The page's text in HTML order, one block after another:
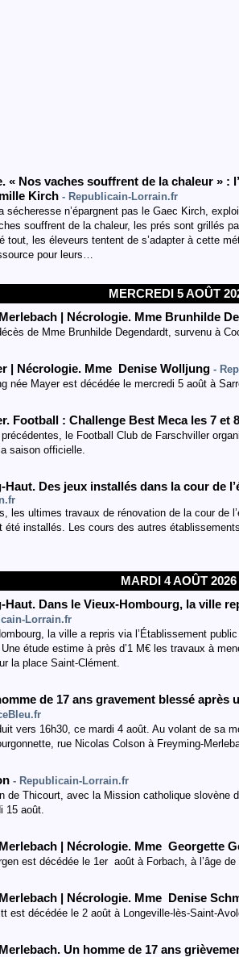
« Nos vaches souffrent de la chaleur » :
Kirch - Republicain-Lorrain.fr
sécheresse n’épargnent pas le Gaec Kirch,
souffrent de la chaleur, les prés sont grillés
tout, les éleveurs tentent de s’adapter à cette
pour leurs…
MERCREDI 5 AOÛT
| Nécrologie. Mme Brunhilde
de Mme Brunhilde Degendardt, survenu à
| Nécrologie. Mme Denise Wolljung -
née Mayer est décédée le mercredi 5 août à
Football : Challenge Best Meca les 7 et
le Football Club de Farschviller
saison officielle.
Haut. Des jeux installés dans la cour de
les ultimes travaux de rénovation de la cour de
été installés. Les cours des autres
MARDI 4 AOÛT 2026
Haut. Dans le Vieux-Hombourg, la ville
Lorrain.fr
la ville a repris via l’Établissement
étude estime à près d’1 M€ les travaux à
la place Saint-Clément.
de 17 ans gravement blessé après
vers 16h30, ce mardi 4 août. Au volant de sa
rue Nicolas Colson à Freyming-
- Republicain-Lorrain.fr
de Thicourt, avec la Mission catholique slovène
15 août.
| Nécrologie. Mme Georgette
est décédée le 1er août à Forbach, à l’âge de
| Nécrologie. Mme Denise
est décédée le 2 août à Longeville-lès-Saint-
Un homme de 17 ans